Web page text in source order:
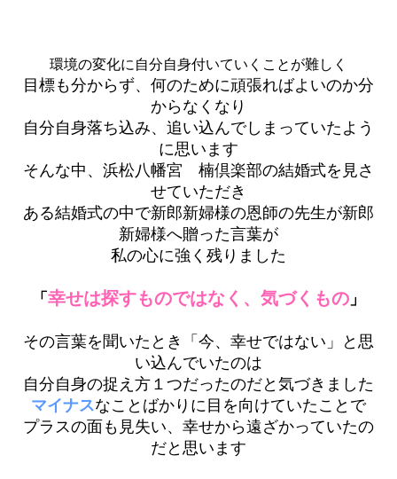
環境の変化に自分自身付いていくことが難しく
目標も分からず、何のために頑張ればよいのか分
からなくなり
自分自身落ち込み、追い込んでしまっていたよう
に思います
そんな中、浜松八幡宮　楠倶楽部の結婚式を見さ
せていただき
ある結婚式の中で新郎新婦様の恩師の先生が新郎
新婦様へ贈った言葉が
私の心に強く残りました
「 幸せは探すものではなく、気づくもの」
その言葉を聞いたとき「今、幸せではない」と思
い込んでいたのは
自分自身の捉え方１つだったのだと気づきました
マイナスなことばかりに目を向けていたことで
プラスの面も見失い、幸せから遠ざかっていたの
だと思います